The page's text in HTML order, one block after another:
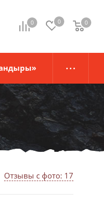
0 0 0
0
Отзывы с фото: 17